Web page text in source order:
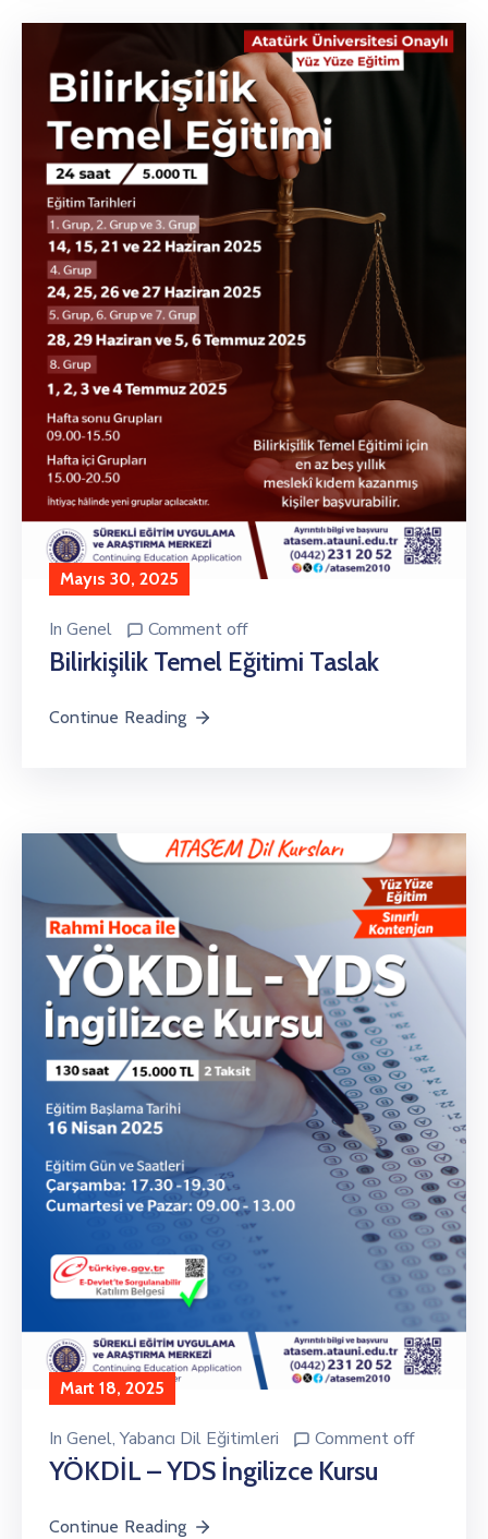
Mayıs 30, 2025
In Genel Comment off
Bilirkişilik Temel Eğitimi Taslak
Continue Reading
Mart 18, 2025
In Genel‚Yabancı Dil Eğitimleri Comment off
YÖKDİL – YDS İngilizce Kursu
Continue Reading